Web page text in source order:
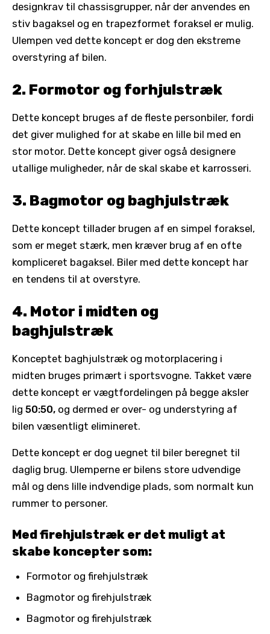
designkrav til chassisgrupper, når der anvendes en
stiv bagaksel og en trapezformet foraksel er mulig.
Ulempen ved dette koncept er dog den ekstreme
overstyring af bilen.
2. Formotor og forhjulstræk
Dette koncept bruges af de fleste personbiler, fordi
det giver mulighed for at skabe en lille bil med en
stor motor. Dette koncept giver også designere
utallige muligheder, når de skal skabe et karrosseri.
3. Bagmotor og baghjulstræk
Dette koncept tillader brugen af en simpel foraksel,
som er meget stærk, men kræver brug af en ofte
kompliceret bagaksel. Biler med dette koncept har
en tendens til at overstyre.
4. Motor i midten og
baghjulstræk
Konceptet baghjulstræk og motorplacering i
midten bruges primært i sportsvogne. Takket være
dette koncept er vægtfordelingen på begge aksler
lig 50:50, og dermed er over- og understyring af
bilen væsentligt elimineret.
Dette koncept er dog uegnet til biler beregnet til
daglig brug. Ulemperne er bilens store udvendige
mål og dens lille indvendige plads, som normalt kun
rummer to personer.
Med firehjulstræk er det muligt at
skabe koncepter som:
Formotor og firehjulstræk
Bagmotor og firehjulstræk
Bagmotor og firehjulstræk